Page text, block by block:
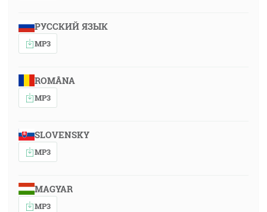
РУССКИЙ ЯЗЫК
MP3
ROMÂNA
MP3
SLOVENSKY
MP3
MAGYAR
MP3